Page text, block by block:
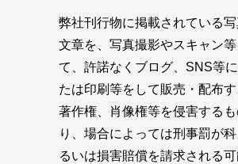
弊社刊行物に掲載されている
文章を、写真撮影やスキャン
て、許諾なくブログ、SNS等
たは印刷等をして販売・配布
著作権、肖像権等を侵害する
り、場合によっては刑事罰が
るいは損害賠償を請求される